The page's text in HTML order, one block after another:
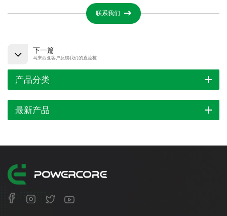
联系我们
下一篇
马来西亚客户反馈我们的直流桩
产品分类
最新产品